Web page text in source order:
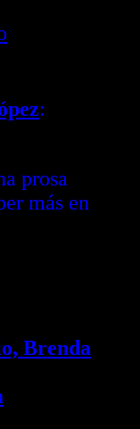
:
prosa
más en
Brenda